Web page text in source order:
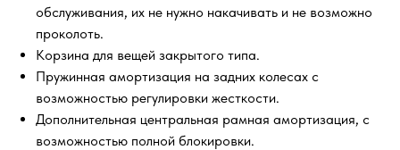
обслуживания, их не нужно накачивать и не возможно
проколоть.
Корзина для вещей закрытого типа.
Пружинная амортизация на задних колесах с
возможностью регулировки жесткости.
Дополнительная центральная рамная амортизация, с
возможностью полной блокировки.